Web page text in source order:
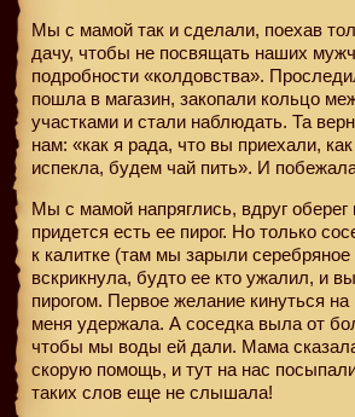
Мы с мамой так и сделали, поехав
дачу, чтобы не посвящать наших
подробности «колдовства».
пошла в магазин, закопали кольцо
участками и стали наблюдать. Та
нам: «как я рада, что вы приехали, как
испекла, будем чай пить». И
Мы с мамой напряглись, вдруг оберег
придется есть ее пирог. Но только
к калитке (там мы зарыли серебряное
вскрикнула, будто ее кто ужалил, и
пирогом. Первое желание кинуться
меня удержала. А соседка выла от
чтобы мы воды ей дали. Мама
скорую помощь, и тут на нас
таких слов еще не слышала!